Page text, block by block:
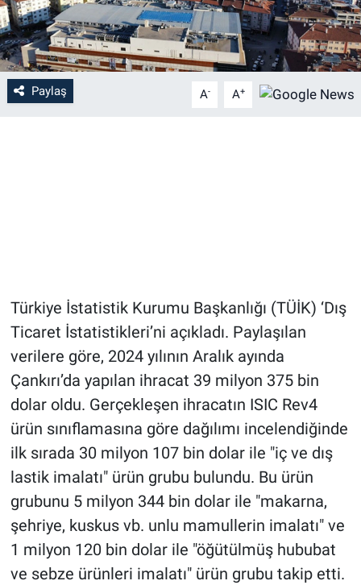
Paylaş A- A+
Türkiye İstatistik Kurumu Başkanlığı (TÜİK) ‘Dış
Ticaret İstatistikleri’ni açıkladı. Paylaşılan
verilere göre, 2024 yılının Aralık ayında
Çankırı’da yapılan ihracat 39 milyon 375 bin
dolar oldu. Gerçekleşen ihracatın ISIC Rev4
ürün sınıflamasına göre dağılımı incelendiğinde
ilk sırada 30 milyon 107 bin dolar ile "iç ve dış
lastik imalatı" ürün grubu bulundu. Bu ürün
grubunu 5 milyon 344 bin dolar ile "makarna,
şehriye, kuskus vb. unlu mamullerin imalatı" ve
1 milyon 120 bin dolar ile "öğütülmüş hububat
ve sebze ürünleri imalatı" ürün grubu takip etti.